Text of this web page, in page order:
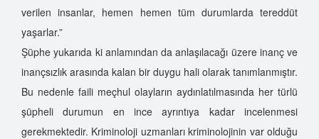
verilen insanlar, hemen hemen tüm durumlarda tereddüt
yaşarlar.”
Şüphe yukarıda ki anlamından da anlaşılacağı üzere inanç ve
inançsızlık arasında kalan bir duygu hali olarak tanımlanmıştır.
Bu nedenle faili meçhul olayların aydınlatılmasında her türlü
şüpheli durumun en ince ayrıntıya kadar incelenmesi
gerekmektedir. Kriminoloji uzmanları kriminolojinin var olduğu